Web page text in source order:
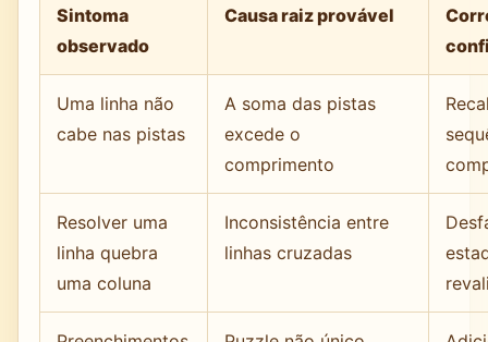
Sintoma
observado
Causa raiz provável
Uma linha não
cabe nas pistas
A soma das pistas
excede o
comprimento
Resolver uma
linha quebra
uma coluna
Inconsistência entre
linhas cruzadas